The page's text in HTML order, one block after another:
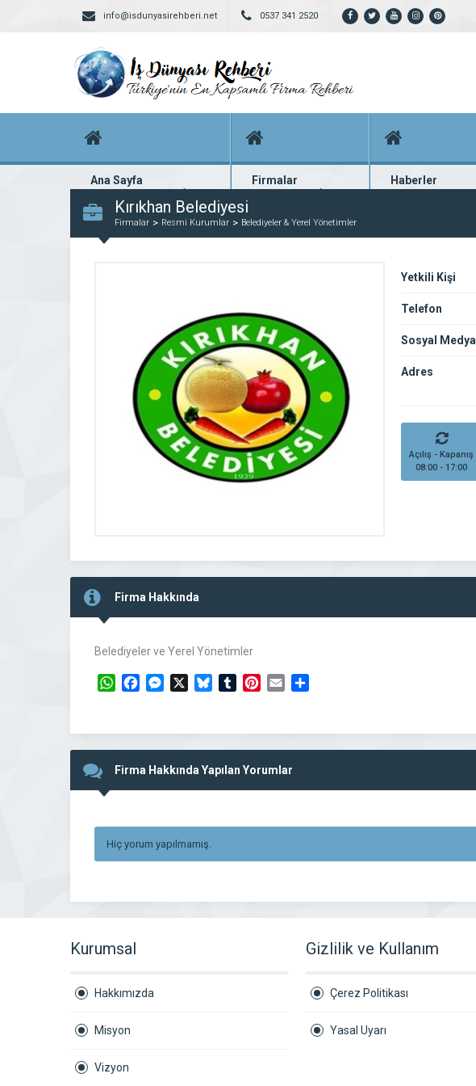
info@isdunyasirehberi.net 0537 341 2520
Ana Sayfa
Firma rehberi ana sayfanız
Firmalar
Yüzlerce kayıtlı firma
Haberler
En güncel haberler
Kırıkhan Belediyesi
Firmalar Resmi Kurumlar Belediyeler & Yerel Yönetimler
Yetkili Kişi
Telefon
Sosyal Medya
Adres
Açılış - Kapanış
08:00 - 17:00
Firma Hakkında
Belediyeler ve Yerel Yönetimler
WhatsAppFacebookMessengerBlueskyTumblrPinterest
Email
Firma Hakkında Yapılan Yorumlar
Hiç yorum yapılmamış.
Kurumsal
Hakkımızda
Misyon
Vizyon
Gizlilik ve Kullanım
Çerez Politikası
Yasal Uyarı